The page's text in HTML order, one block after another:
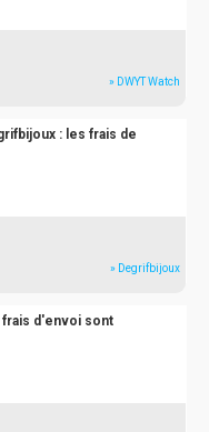
» DWYT Watch
: les frais de
» Degrifbijoux
frais d'envoi sont